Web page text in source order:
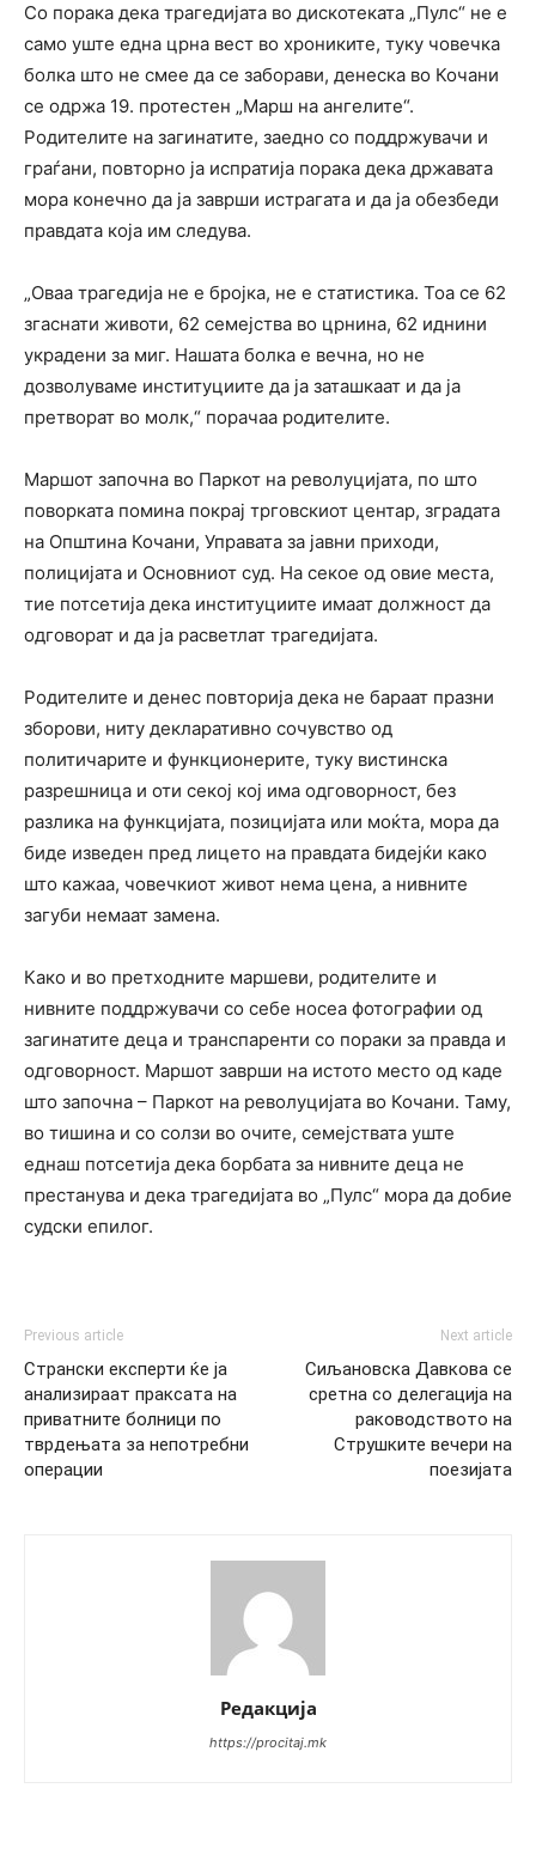
Со порака дека трагедијата во дискотеката „Пулс“ не е
само уште една црна вест во хрониките, туку човечка
болка што не смее да се заборави, денеска во Кочани
се одржа 19. протестен „Марш на ангелите“.
Родителите на загинатите, заедно со поддржувачи и
граѓани, повторно ја испратија порака дека државата
мора конечно да ја заврши истрагата и да ја обезбеди
правдата која им следува.
„Оваа трагедија не е бројка, не е статистика. Тоа се 62
згаснати животи, 62 семејства во црнина, 62 иднини
украдени за миг. Нашата болка е вечна, но не
дозволуваме институциите да ја заташкаат и да ја
претворат во молк,“ порачаа родителите.
Маршот започна во Паркот на револуцијата, по што
поворката помина покрај трговскиот центар, зградата
на Општина Кочани, Управата за јавни приходи,
полицијата и Основниот суд. На секое од овие места,
тие потсетија дека институциите имаат должност да
одговорат и да ја расветлат трагедијата.
Родителите и денес повторија дека не бараат празни
зборови, ниту декларативно сочувство од
политичарите и функционерите, туку вистинска
разрешница и оти секој кој има одговорност, без
разлика на функцијата, позицијата или моќта, мора да
биде изведен пред лицето на правдата бидејќи како
што кажаа, човечкиот живот нема цена, а нивните
загуби немаат замена.
Како и во претходните маршеви, родителите и
нивните поддржувачи со себе носеа фотографии од
загинатите деца и транспаренти со пораки за правда и
одговорност. Маршот заврши на истото место од каде
што започна – Паркот на револуцијата во Кочани. Таму,
во тишина и со солзи во очите, семејствата уште
еднаш потсетија дека борбата за нивните деца не
престанува и дека трагедијата во „Пулс“ мора да добие
судски епилог.
Previous article
Странски експерти ќе ја
анализираат праксата на
приватните болници по
тврдењата за непотребни
операции
Next article
Сиљановска Давкова се
сретна со делегација на
раководството на
Струшките вечери на
поезијата
Редакција
https://procitaj.mk